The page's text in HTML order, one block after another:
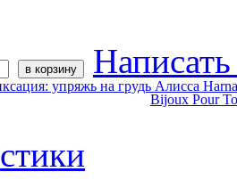
упряжь на грудь Алисса
Bijoux Pour